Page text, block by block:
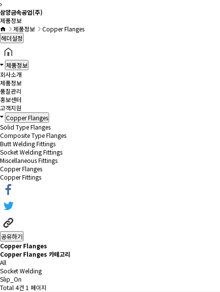
삼양금속공업(주)
제품정보
제품정보
Copper Flanges
헤더설정
제품정보
회사소개
제품정보
품질관리
홍보센터
고객지원
Copper Flanges
Solid Type Flanges
Composite Type Flanges
Butt Welding Fittings
Socket Welding Fittings
Miscellaneous Fittings
Copper Flanges
Copper Fittings
공유하기
Copper Flanges
Copper Flanges 카테고리
All
Socket Welding
Slip_On
Total 4건 1 페이지